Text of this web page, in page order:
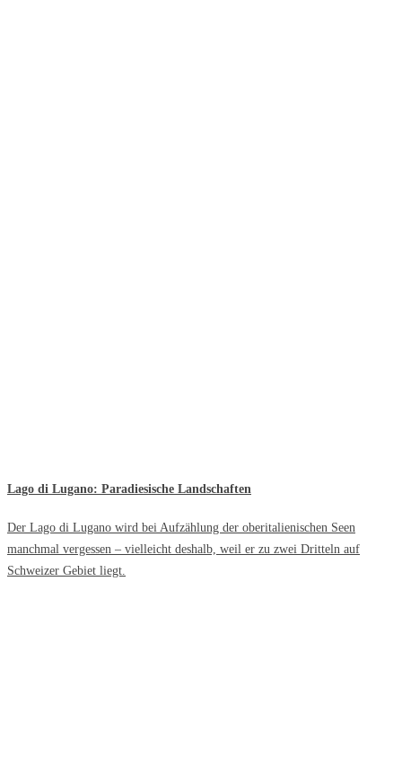
Lago di Lugano: Paradiesische Landschaften
Der Lago di Lugano wird bei Aufzählung der oberitalienischen Seen
manchmal vergessen – vielleicht deshalb, weil er zu zwei Dritteln auf
Schweizer Gebiet liegt.